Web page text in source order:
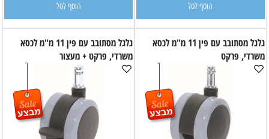
הוסף לסל הוסף לסל
גלגל מסתובב עם פין 11 מ"מ לכסא
משרדי, פרקט
גלגל מסתובב עם פין 11 מ"מ לכסא
משרדי, פרקט + מעצור